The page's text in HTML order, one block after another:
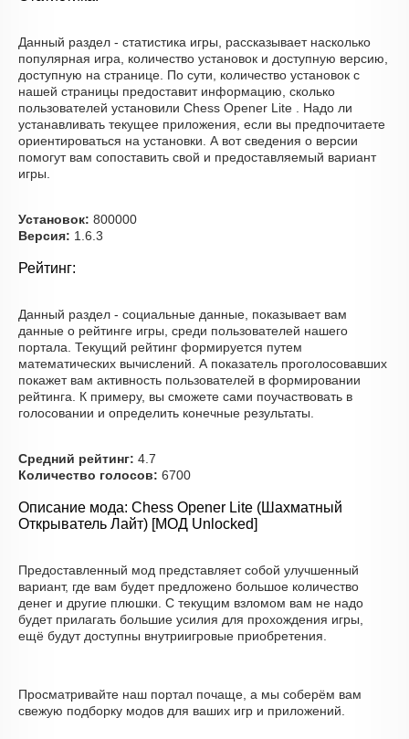
Данный раздел - статистика игры, рассказывает насколько
популярная игра, количество установок и доступную версию,
доступную на странице. По сути, количество установок с
нашей страницы предоставит информацию, сколько
пользователей установили Chess Opener Lite . Надо ли
устанавливать текущее приложения, если вы предпочитаете
ориентироваться на установки. А вот сведения о версии
помогут вам сопоставить свой и предоставляемый вариант
игры.
Установок: 800000
Версия: 1.6.3
Рейтинг:
Данный раздел - социальные данные, показывает вам
данные о рейтинге игры, среди пользователей нашего
портала. Текущий рейтинг формируется путем
математических вычислений. А показатель проголосовавших
покажет вам активность пользователей в формировании
рейтинга. К примеру, вы сможете сами поучаствовать в
голосовании и определить конечные результаты.
Средний рейтинг: 4.7
Количество голосов: 6700
Описание мода: Chess Opener Lite (Шахматный
Открыватель Лайт) [МОД Unlocked]
Предоставленный мод представляет собой улучшенный
вариант, где вам будет предложено большое количество
денег и другие плюшки. С текущим взломом вам не надо
будет прилагать большие усилия для прохождения игры,
ещё будут доступны внутриигровые приобретения.
Просматривайте наш портал почаще, а мы соберём вам
свежую подборку модов для ваших игр и приложений.